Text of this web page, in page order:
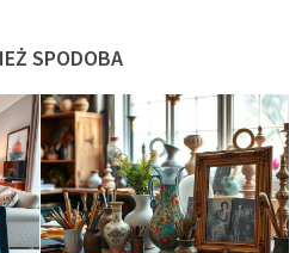
SPODOBA